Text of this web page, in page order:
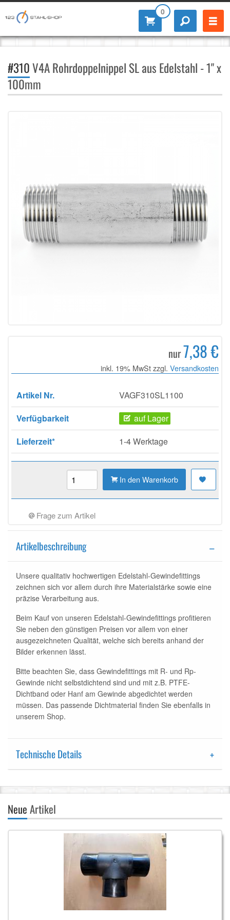
0
#310V4A Rohrdoppelnippel SL aus Edelstahl - 1" x
100mm
nur7,38 €
inkl. 19% MwSt zzgl. Versandkosten
Artikel Nr.
VAGF310SL1100
Verfügbarkeit
auf Lager
Lieferzeit*
1-4 Werktage
In den Warenkorb
Frage zum Artikel
Artikelbeschreibung
Unsere qualitativ hochwertigen Edelstahl-Gewindefittings
zeichnen sich vor allem durch ihre Materialstärke sowie eine
präzise Verarbeitung aus.
Beim Kauf von unseren Edelstahl-Gewindefittings profitieren
Sie neben den günstigen Preisen vor allem von einer
ausgezeichneten Qualität, welche sich bereits anhand der
Bilder erkennen lässt.
Bitte beachten Sie, dass Gewindefittings mit R- und Rp-
Gewinde nicht selbstdichtend sind und mit z.B. PTFE-
Dichtband oder Hanf am Gewinde abgedichtet werden
müssen. Das passende Dichtmaterial finden Sie ebenfalls in
unserem Shop.
Technische Details
NeueArtikel